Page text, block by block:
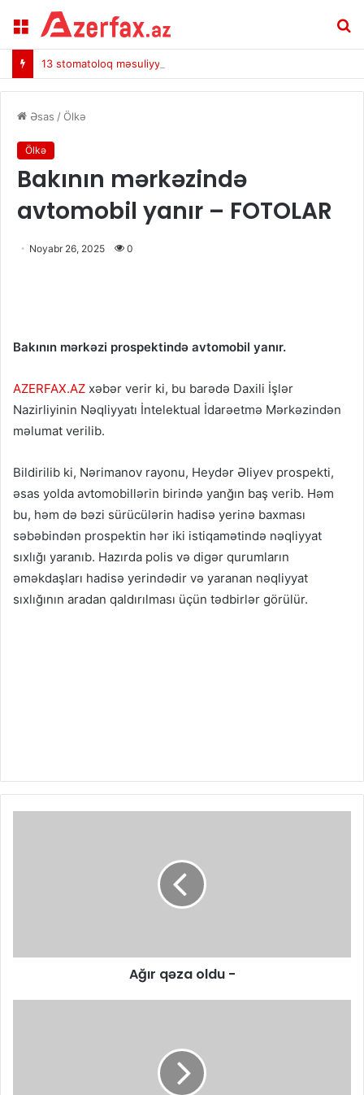
Menu
13 stomatoloq məsuliyyətə cəlb edildi
Əsas /Ölkə
Ölkə
Bakının mərkəzində
avtomobil yanır – FOTOLAR
Noyabr 26, 2025 0
Bakının mərkəzi prospektində avtomobil yanır.
AZERFAX.AZ xəbər verir ki, bu barədə Daxili İşlər
Nazirliyinin Nəqliyyatı İntelektual İdarəetmə Mərkəzindən
məlumat verilib.
Bildirilib ki, Nərimanov rayonu, Heydər Əliyev prospekti,
əsas yolda avtomobillərin birində yanğın baş verib. Həm
bu, həm də bəzi sürücülərin hadisə yerinə baxması
səbəbindən prospektin hər iki istiqamətində nəqliyyat
sıxlığı yaranıb. Hazırda polis və digər qurumların
əməkdaşları hadisə yerindədir və yaranan nəqliyyat
sıxlığının aradan qaldırılması üçün tədbirlər görülür.
Ağır qəza oldu -